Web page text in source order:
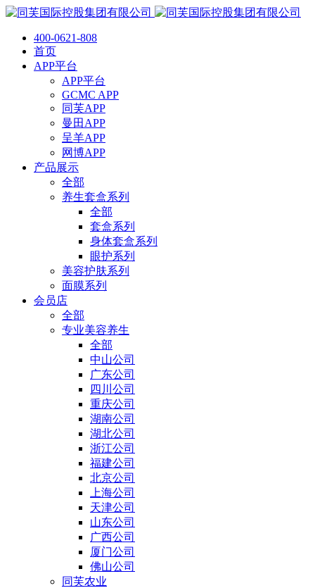
400-0621-808
首页
APP平台
APP平台
GCMC APP
同芙APP
曼田APP
呈羊APP
网博APP
产品展示
全部
养生套盒系列
全部
套盒系列
身体套盒系列
眼护系列
美容护肤系列
面膜系列
会员店
全部
专业美容养生
全部
中山公司
广东公司
四川公司
重庆公司
湖南公司
湖北公司
浙江公司
福建公司
北京公司
上海公司
天津公司
山东公司
广西公司
厦门公司
佛山公司
同芙农业